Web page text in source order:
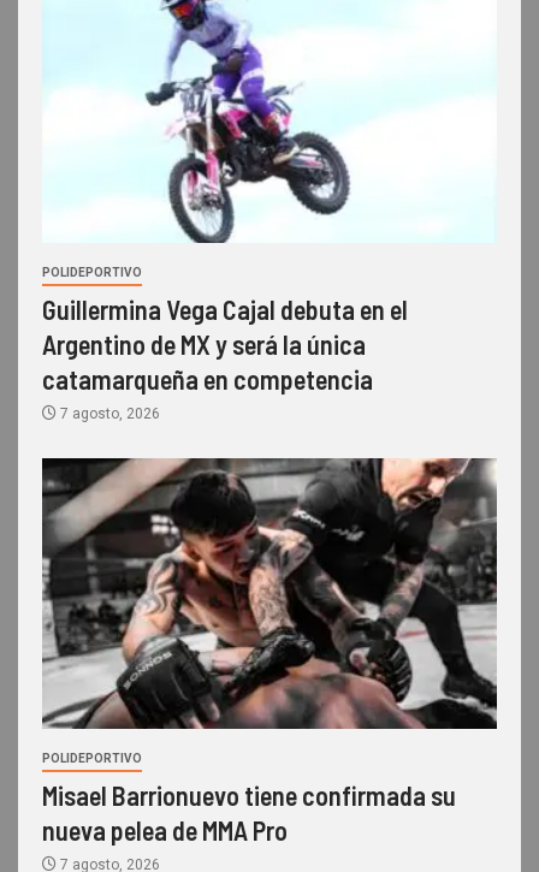
POLIDEPORTIVO
Guillermina Vega Cajal debuta en el
Argentino de MX y será la única
catamarqueña en competencia
7 agosto, 2026
POLIDEPORTIVO
Misael Barrionuevo tiene confirmada su
nueva pelea de MMA Pro
7 agosto, 2026